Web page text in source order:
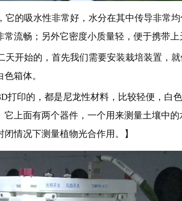
的吸水性非常好，水分在其中传导非常
流畅；另外它密度小质量轻，便于携带上
开始的，首先我们需要安装栽培装置，
箱体。
印的，都是尼龙性材料，比较轻便，白
上面有两个器件，一个用来测量土壤中的
情况下测量植物光合作用。】